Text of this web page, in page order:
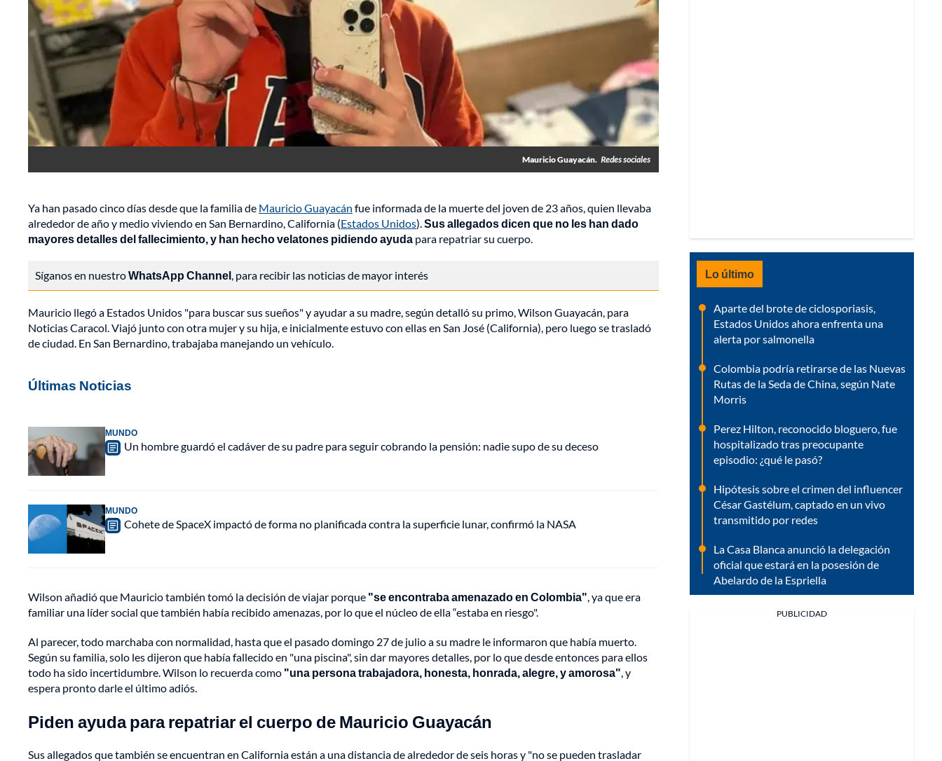
Mauricio Guayacán. Redes sociales
Ya han pasado cinco días desde que la familia de Mauricio Guayacán fue informada de la muerte del joven de 23 años, quien llevaba
alrededor de año y medio viviendo en San Bernardino, California (Estados Unidos).Sus allegados dicen que no les han dado
mayores detalles del fallecimiento, y han hecho velatones pidiendo ayuda para repatriar su cuerpo.
Síganos en nuestroWhatsApp Channel, para recibir las noticias de mayor interés
Mauricio llegó a Estados Unidos "para buscar sus sueños" y ayudar a su madre, según detalló su primo, Wilson Guayacán, para
Noticias Caracol. Viajó junto con otra mujer y su hija, e inicialmente estuvo con ellas en San José (California), pero luego se trasladó
de ciudad. En San Bernardino, trabajaba manejando un vehículo.
Últimas Noticias
MUNDO
Un hombre guardó el cadáver de su padre para seguir cobrando la pensión: nadie supo de su deceso
MUNDO
Cohete de SpaceX impactó de forma no planificada contra la superficie lunar, confirmó la NASA
Wilson añadió que Mauricio también tomó la decisión de viajar porque "se encontraba amenazado en Colombia", ya que era
familiar una líder social que también había recibido amenazas, por lo que el núcleo de ella “estaba en riesgo".
Al parecer, todo marchaba con normalidad, hasta que el pasado domingo 27 de julio a su madre le informaron que había muerto.
Según su familia, solo les dijeron que había fallecido en "una piscina", sin dar mayores detalles, por lo que desde entonces para ellos
todo ha sido incertidumbre. Wilson lo recuerda como "una persona trabajadora, honesta, honrada, alegre, y amorosa", y
espera pronto darle el último adiós.
Piden ayuda para repatriar el cuerpo de Mauricio Guayacán
Sus allegados que también se encuentran en California están a una distancia de alrededor de seis horas y "no se pueden trasladar
Lo último
Aparte del brote de ciclosporiasis,
Estados Unidos ahora enfrenta una
alerta por salmonella
Colombia podría retirarse de las Nuevas
Rutas de la Seda de China, según Nate
Morris
Perez Hilton, reconocido bloguero, fue
hospitalizado tras preocupante
episodio: ¿qué le pasó?
Hipótesis sobre el crimen del influencer
César Gastélum, captado en un vivo
transmitido por redes
La Casa Blanca anunció la delegación
oficial que estará en la posesión de
Abelardo de la Espriella
PUBLICIDAD